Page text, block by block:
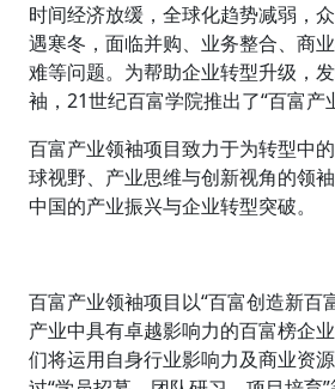
时间经济放缓，全球化趋势减弱，
遇寒冬，面临并购、业务整合、商
难等问题。为帮助企业转型升级，
袖，21世纪百富学院推出了“百富产
百富产业领袖项目致力于为转型中
球视野、产业思维与创新视角的领
中国的产业振兴与企业转型突破。
百富产业领袖项目以“百富创造新百
产业中具有卓越影响力的百富榜企
们将运用自身行业影响力及商业资